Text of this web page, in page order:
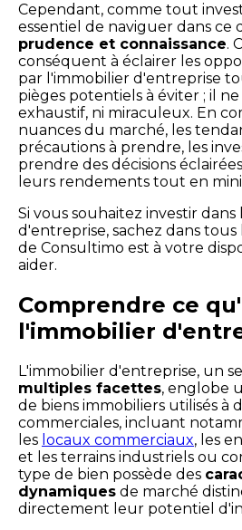
Cependant, comme tout
essentiel de naviguer dans ce
prudence et connaissance.
conséquent à éclairer les
par l'immobilier d'entreprise
pièges potentiels à éviter ; il
exhaustif, ni miraculeux. En
nuances du marché, les
précautions à prendre, les
prendre des décisions
leurs rendements tout en
Si vous souhaitez investir
d'entreprise, sachez dans
de Consultimo est à votre
aider.
Comprendre ce
l'immobilier
L'immobilier d'entreprise, un
multiples facettes, englobe
de biens immobiliers utilisés à
commerciales, incluant
les locaux commerciaux, les
et les terrains industriels ou
type de bien possède des
dynamiques de marché
directement leur potentiel